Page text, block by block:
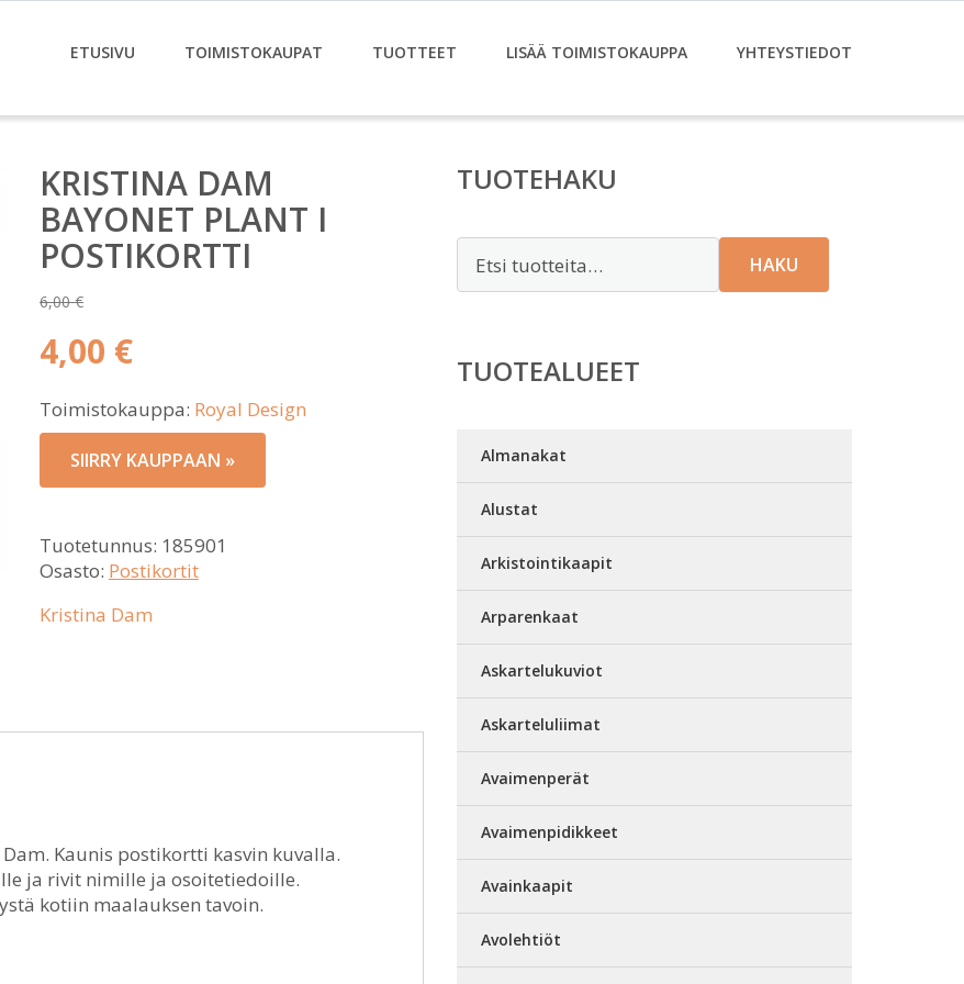
ETUSIVU TOIMISTOKAUPAT TUOTTEET LISÄÄ TOIMISTOKAUPPA YHTEYSTIEDOT
KRISTINA DAM
BAYONET PLANT I
POSTIKORTTI
6,00€
Alkuperäinen
hinta
6,00 €.
4,00 €
hinta
on:
4,00 €.
Toimistokauppa: Royal Design
SIIRRY KAUPPAAN »
Tuotetunnus: 185901
Osasto: Postikortit
Kristina Dam
Kaunis postikortti kasvin kuvalla.
ja rivit nimille ja osoitetiedoille.
kotiin maalauksen tavoin.
TUOTEHAKU
HAKU
TUOTEALUEET
Almanakat
Alustat
Arkistointikaapit
Arparenkaat
Askartelukuviot
Askarteluliimat
Avaimenperät
Avaimenpidikkeet
Avainkaapit
Avolehtiöt